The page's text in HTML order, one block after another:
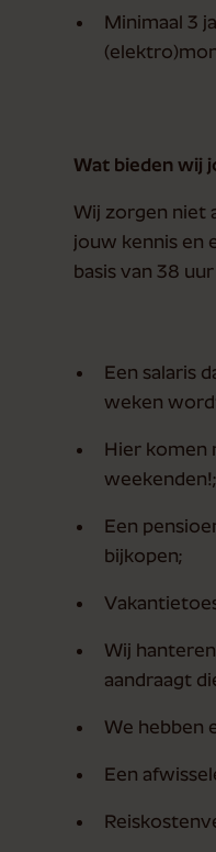
Minimaal 3
Wat bieden wij
Wij zorgen niet
jouw kennis en
basis van 38
Een salaris
weken
Hier komen
weekenden!;
Een
bijkopen;
Wij
aandraagt
We hebben
Een